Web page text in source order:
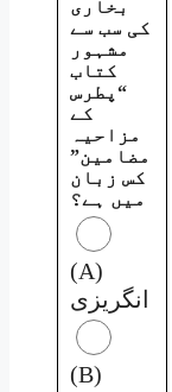
بخاری
کی سب سے
مشہور
کتاب
“پطرس
کے
مزاحیہ
مضامین”
کس زبان
میں ہے؟
(A)
انگریزی
(B)